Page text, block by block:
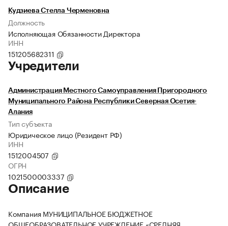
Кудзиева Стелла Черменовна
Должность
Исполняющая Обязанности Директора
ИНН
151205682311
Учредители
Администрация Местного Самоуправления Пригородного
Муниципального Района Республики Северная Осетия-
Алания
Тип субъекта
Юридическое лицо (Резидент РФ)
ИНН
1512004507
ОГРН
1021500003337
Описание
Компания МУНИЦИПАЛЬНОЕ БЮДЖЕТНОЕ